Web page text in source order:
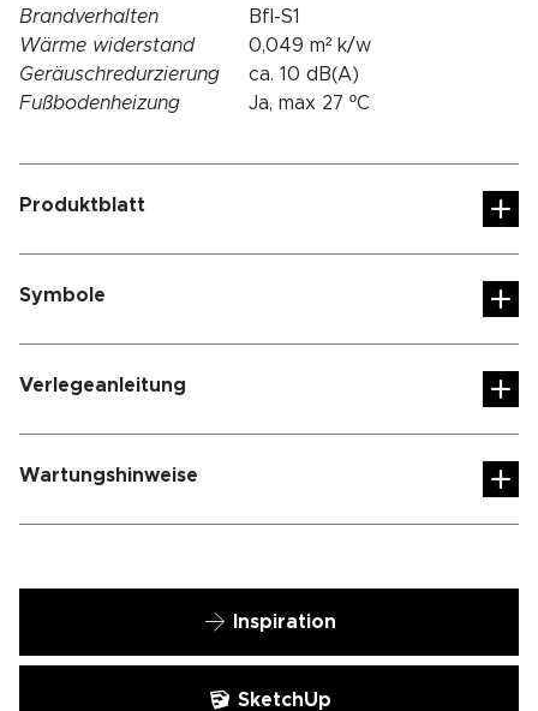
Brandverhalten
Bfl-S1
Wärme widerstand
0,049 m² k/w
Geräuschredurzierung
ca. 10 dB(A)
Fußbodenheizung
Ja, max 27 ºC
Produktblatt
Symbole
Verlegeanleitung
Wartungshinweise
Inspiration
SketchUp